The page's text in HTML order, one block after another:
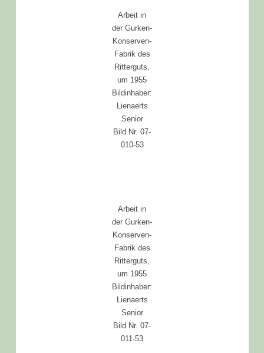
Arbeit in
der Gurken-
Konserven-
Fabrik des
Ritterguts,
um 1955
Bildinhaber:
Lienaerts
Senior
Bild Nr. 07-
010-53
Arbeit in
der Gurken-
Konserven-
Fabrik des
Ritterguts,
um 1955
Bildinhaber:
Lienaerts
Senior
Bild Nr. 07-
011-53